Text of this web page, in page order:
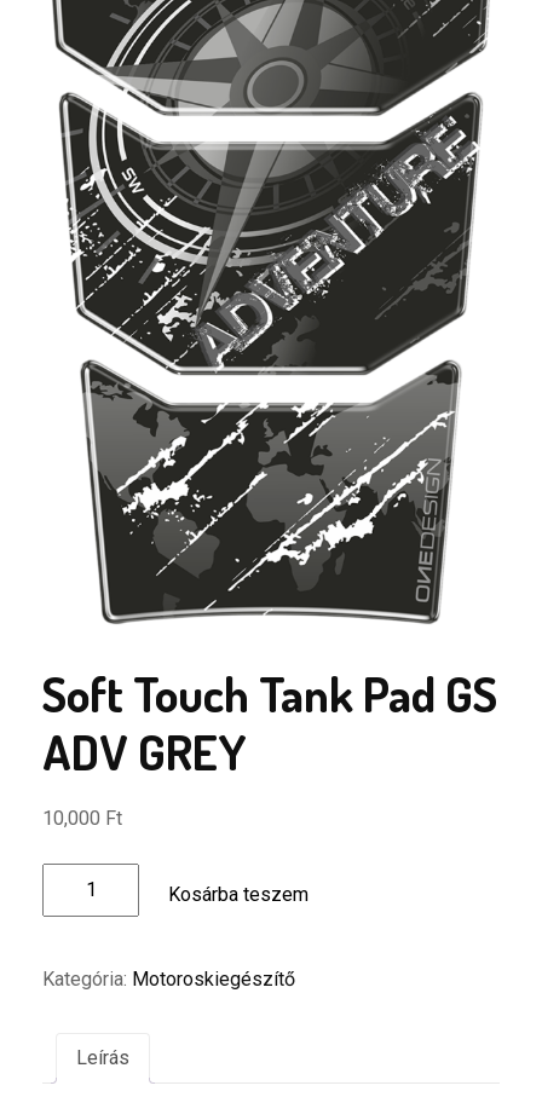
Soft Touch Tank Pad GS
ADV GREY
10,000 Ft
GS
GREY
mennyiség
Kosárba teszem
Kategória: Motoroskiegészítő
Leírás